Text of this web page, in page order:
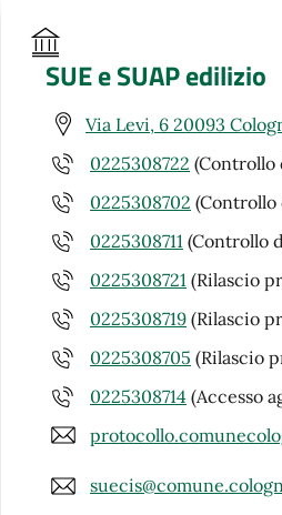
SUE e SUAP edilizio
Via Levi, 6 20093
0225308722
0225308702
0225308711 (Controllo
0225308721 (Rilascio
0225308719 (Rilascio
0225308705 (Rilascio
0225308714 (Accesso